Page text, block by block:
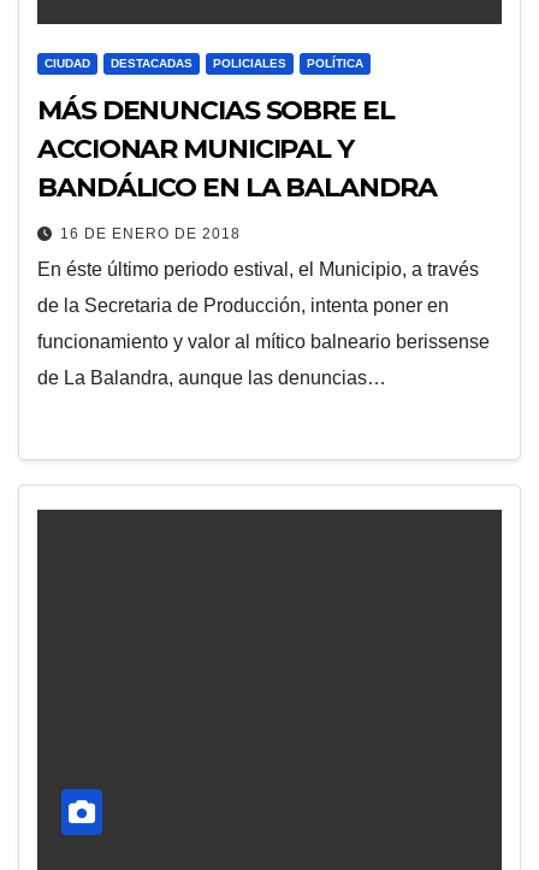
CIUDAD DESTACADAS POLICIALES POLÍTICA
MÁS DENUNCIAS SOBRE EL
ACCIONAR MUNICIPAL Y
BANDÁLICO EN LA BALANDRA
16 DE ENERO DE 2018
En éste último periodo estival, el Municipio, a través
de la Secretaria de Producción, intenta poner en
funcionamiento y valor al mítico balneario berissense
de La Balandra, aunque las denuncias…